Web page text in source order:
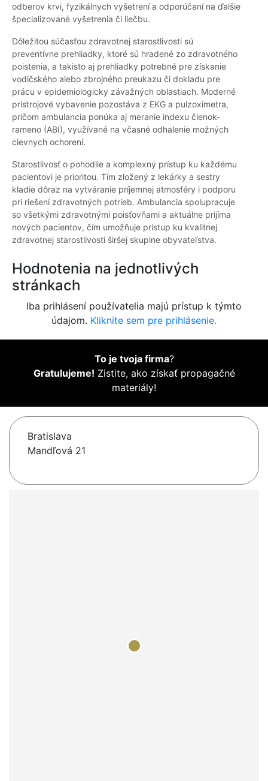
odberov krvi, fyzikálnych vyšetrení a odporúčaní na ďalšie
špecializované vyšetrenia či liečbu.
Dôležitou súčasťou zdravotnej starostlivosti sú
preventívne prehliadky, ktoré sú hradené zo zdravotného
poistenia, a takisto aj prehliadky potrebné pre získanie
vodičského alebo zbrojného preukazu či dokladu pre
prácu v epidemiologicky závažných oblastiach. Moderné
prístrojové vybavenie pozostáva z EKG a pulzoximetra,
pričom ambulancia ponúka aj meranie indexu členok-
rameno (ABI), využívané na včasné odhalenie možných
cievnych ochorení.
Starostlivosť o pohodlie a komplexný prístup ku každému
pacientovi je prioritou. Tím zložený z lekárky a sestry
kladie dôraz na vytváranie príjemnej atmosféry i podporu
pri riešení zdravotných potrieb. Ambulancia spolupracuje
so všetkými zdravotnými poisťovňami a aktuálne prijíma
nových pacientov, čím umožňuje prístup ku kvalitnej
zdravotnej starostlivosti širšej skupine obyvateľstva.
Hodnotenia na jednotlivých
stránkach
Iba prihlásení používatelia majú prístup k týmto
údajom. Kliknite sem pre prihlásenie.
To je tvoja firma?
Gratulujeme! Zistite, ako získať propagačné
materiály!
Bratislava
Mandľová 21